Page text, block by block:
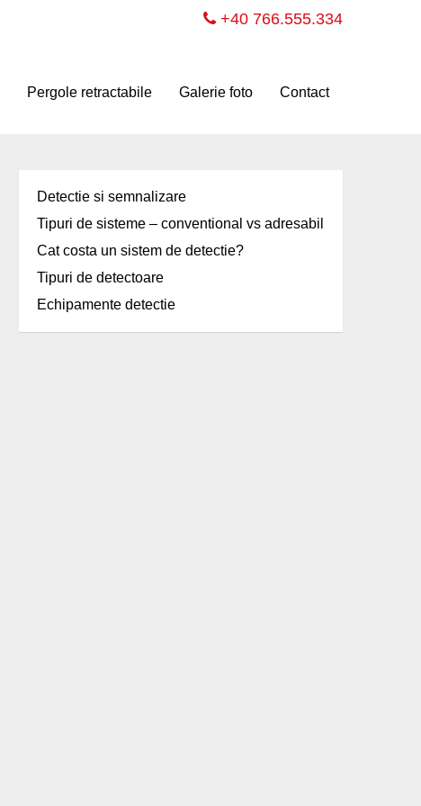
+40 766.555.334
Pergole retractabile Galerie foto Contact
Detectie si semnalizare
Tipuri de sisteme – conventional vs adresabil
Cat costa un sistem de detectie?
Tipuri de detectoare
Echipamente detectie